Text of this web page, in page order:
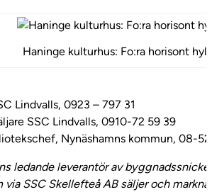
Haninge kulturhus: Fo:ra horisont
Lindvalls, 0923 – 797 31
SSC Lindvalls, 0910-72 59 39
Nynäshamns kommun, 08-
ledande leverantör av
via SSC Skellefteå AB säljer och